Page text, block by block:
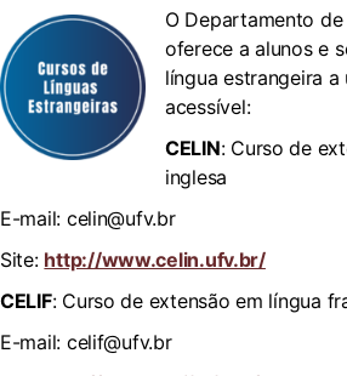
O Departamento
oferece a alunos e
língua estrangeira
acessível:
CELIN: Curso de
inglesa
E-mail: celin@ufv.br
Site: http://www.celin.ufv.br/
CELIF: Curso de extensão em língua
E-mail: celif@ufv.br